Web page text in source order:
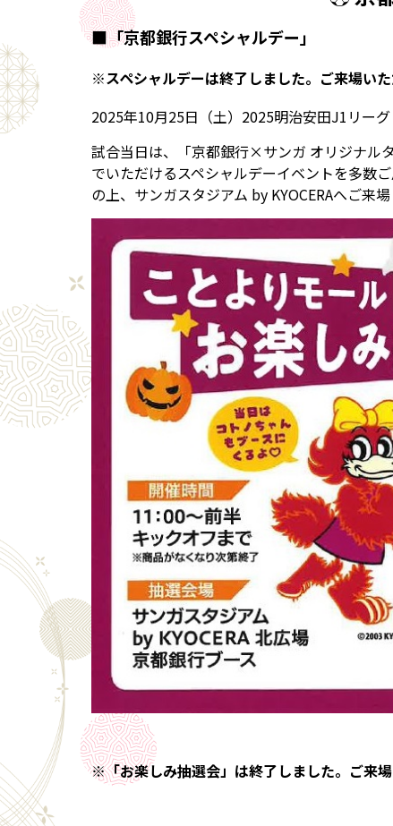
■「京都銀行スペシャルデー」
※スペシャルデーは終了しました。ご来場いた
2025年10月25日（土）2025明治安田J1リー
試合当日は、「京都銀行×サンガ オリジナル
でいただけるスペシャルデーイベントを多数
の上、サンガスタジアム by KYOCERAへご来場
※「お楽しみ抽選会」は終了しました。ご来